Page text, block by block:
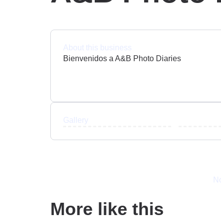
About this business
Bienvenidos a A&B Photo Diaries
Gallery
More like this